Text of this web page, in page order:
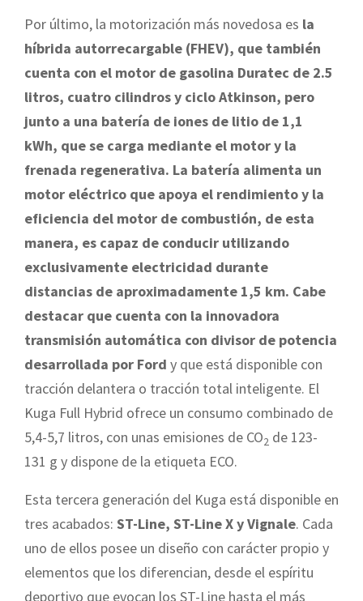
Por último, la motorización más novedosa es la
híbrida autorrecargable (FHEV), que también
cuenta con el motor de gasolina Duratec de 2.5
litros, cuatro cilindros y ciclo Atkinson, pero
junto a una batería de iones de litio de 1,1
kWh, que se carga mediante el motor y la
frenada regenerativa. La batería alimenta un
motor eléctrico que apoya el rendimiento y la
eficiencia del motor de combustión, de esta
manera, es capaz de conducir utilizando
exclusivamente electricidad durante
distancias de aproximadamente 1,5 km. Cabe
destacar que cuenta con la innovadora
transmisión automática con divisor de potencia
desarrollada por Ford y que está disponible con
tracción delantera o tracción total inteligente. El
Kuga Full Hybrid ofrece un consumo combinado de
5,4-5,7 litros, con unas emisiones de CO2 de 123-
131 g y dispone de la etiqueta ECO.
Esta tercera generación del Kuga está disponible en
tres acabados: ST-Line, ST-Line X y Vignale. Cada
uno de ellos posee un diseño con carácter propio y
elementos que los diferencian, desde el espíritu
deportivo que evocan los ST-Line hasta el más